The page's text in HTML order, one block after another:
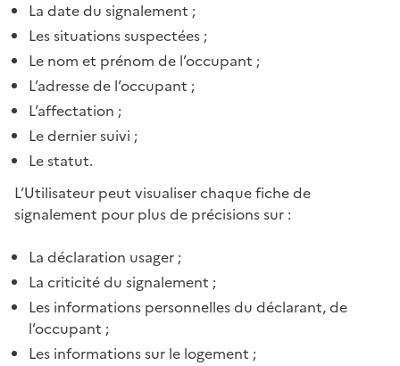
La date du signalement ;
Les situations suspectées ;
Le nom et prénom de l’occupant ;
L’adresse de l’occupant ;
L’affectation ;
Le dernier suivi ;
Le statut.
L’Utilisateur peut visualiser chaque fiche de
signalement pour plus de précisions sur :
La déclaration usager ;
La criticité du signalement ;
Les informations personnelles du déclarant, de
l’occupant ;
Les informations sur le logement ;